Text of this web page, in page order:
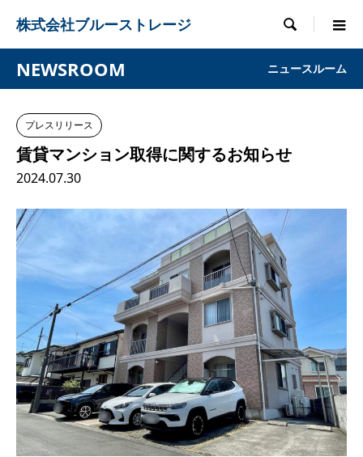
株式会社ブルーストレージ 
NEWSROOM ニュースルーム
プレスリリース
賃貸マンション取得に関するお知らせ
2024.07.30